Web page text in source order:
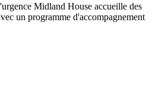
Midland House accueille des
un programme d'accompagnement